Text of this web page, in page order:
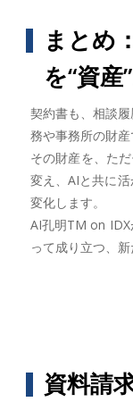
まとめ
を“資
契約書も、相談
務や事務所の財産
その財産を、た
変え、AIと共に
変化します。
AI孔明TM on IDX
って成り立つ、
資料請